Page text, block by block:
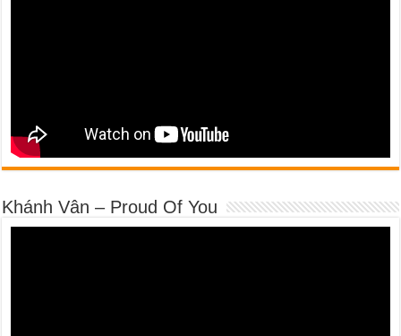
Khánh Vân – Proud Of You